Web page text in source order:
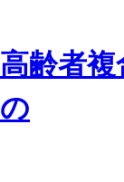
高齢者
の